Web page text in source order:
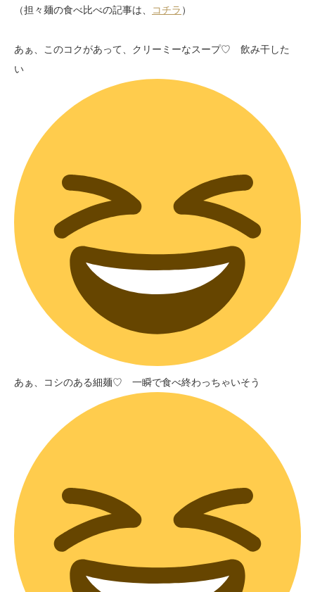
（担々麺の食べ比べの記事は、
コチラ ）
あぁ、このコクがあって、クリーミーなスープ♡ 飲み干した
い
あぁ、コシのある細麺♡ 一瞬で食べ終わっちゃいそう